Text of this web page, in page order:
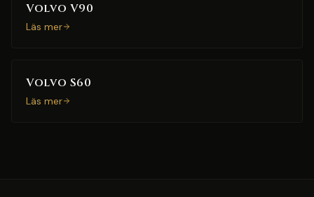
Volvo V90
Läs mer
Volvo S60
Läs mer